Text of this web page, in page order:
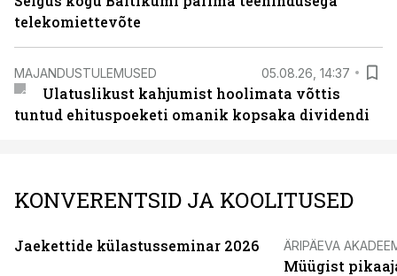
telekomiettevõte
MAJANDUSTULEMUSED 05.08.26, 14:37
Ulatuslikust kahjumist hoolimata võttis
tuntud ehituspoeketi omanik kopsaka dividendi
KONVERENTSID JA KOOLITUSED
Jaekettide külastusseminar 2026 ÄRIPÄEVA
Müügist